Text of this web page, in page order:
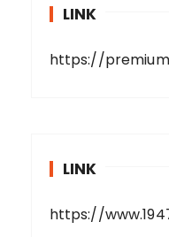
LINK
https://
LINK
https://